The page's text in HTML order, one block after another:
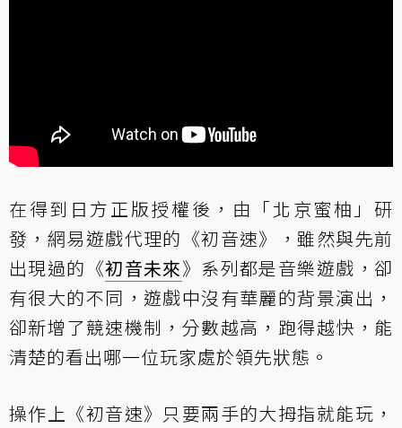
在得到日方正版授權後，由「北京蜜柚」研
發，網易遊戲代理的《初音速》，雖然與先前
出現過的《初音未來》系列都是音樂遊戲，卻
有很大的不同，遊戲中沒有華麗的背景演出，
卻新增了競速機制，分數越高，跑得越快，能
清楚的看出哪一位玩家處於領先狀態。
操作上《初音速》只要兩手的大拇指就能玩，